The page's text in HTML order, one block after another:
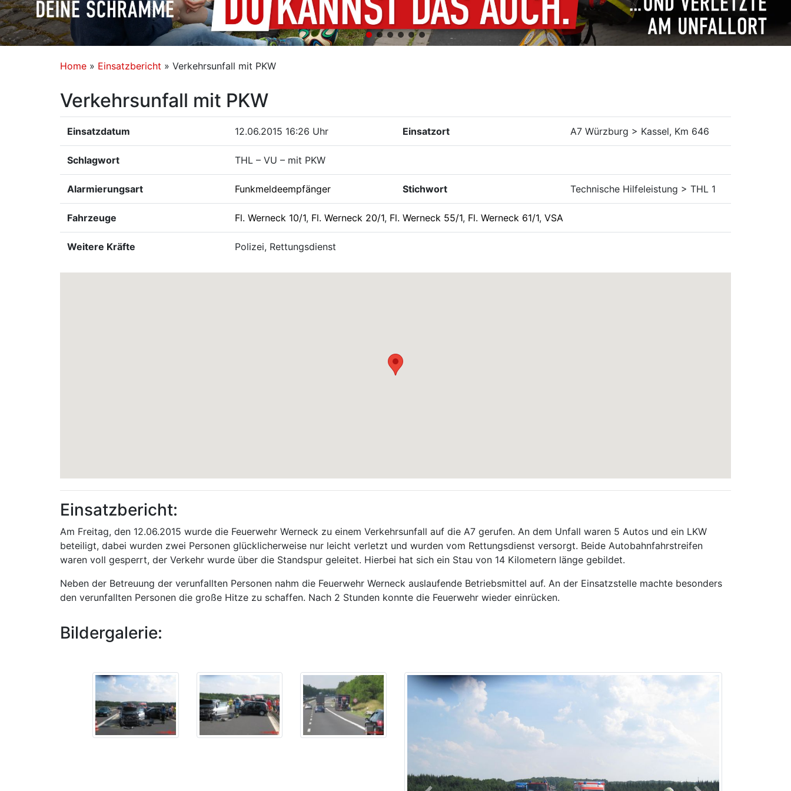
Home » Einsatzbericht » Verkehrsunfall mit PKW
Verkehrsunfall mit PKW
Einsatzdatum 12.06.2015 16:26 Uhr Einsatzort A7 Würzburg > Kassel, Km 646
Schlagwort THL – VU – mit PKW
Alarmierungsart Funkmeldeempfänger Stichwort Technische Hilfeleistung > THL 1
Fahrzeuge Fl. Werneck 10/1, Fl. Werneck 20/1, Fl. Werneck 55/1, Fl. Werneck 61/1, VSA
Weitere Kräfte Polizei, Rettungsdienst
Einsatzbericht:
Am Freitag, den 12.06.2015 wurde die Feuerwehr Werneck zu einem Verkehrsunfall auf die A7 gerufen. An dem Unfall waren 5 Autos und ein LKW
beteiligt, dabei wurden zwei Personen glücklicherweise nur leicht verletzt und wurden vom Rettungsdienst versorgt. Beide Autobahnfahrstreifen
waren voll gesperrt, der Verkehr wurde über die Standspur geleitet. Hierbei hat sich ein Stau von 14 Kilometern länge gebildet.
Neben der Betreuung der verunfallten Personen nahm die Feuerwehr Werneck auslaufende Betriebsmittel auf. An der Einsatzstelle machte besonders
den verunfallten Personen die große Hitze zu schaffen. Nach 2 Stunden konnte die Feuerwehr wieder einrücken.
Bildergalerie: